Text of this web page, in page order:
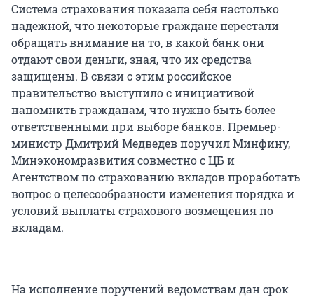
Система страхования показала себя настолько
надежной, что некоторые граждане перестали
обращать внимание на то, в какой банк они
отдают свои деньги, зная, что их средства
защищены. В связи с этим российское
правительство выступило с инициативой
напомнить гражданам, что нужно быть более
ответственными при выборе банков. Премьер-
министр Дмитрий Медведев поручил Минфину,
Минэкономразвития совместно с ЦБ и
Агентством по страхованию вкладов проработать
вопрос о целесообразности изменения порядка и
условий выплаты страхового возмещения по
вкладам.
На исполнение поручений ведомствам дан срок